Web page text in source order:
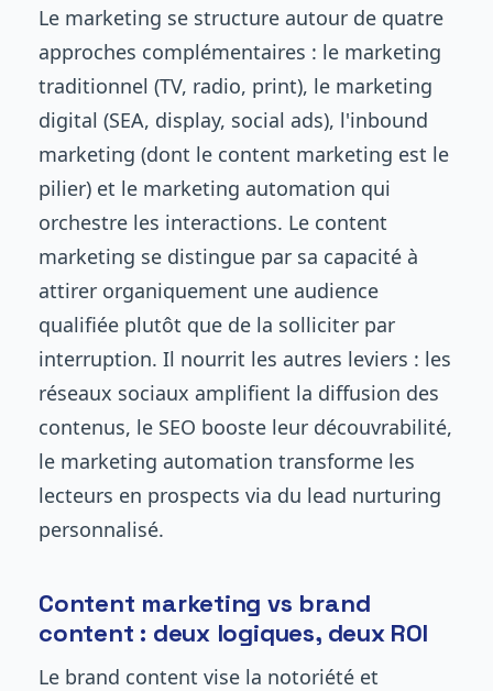
Le marketing se structure autour de quatre
approches complémentaires : le marketing
traditionnel (TV, radio, print), le marketing
digital (SEA, display, social ads), l'inbound
marketing (dont le content marketing est le
pilier) et le marketing automation qui
orchestre les interactions. Le content
marketing se distingue par sa capacité à
attirer organiquement une audience
qualifiée plutôt que de la solliciter par
interruption. Il nourrit les autres leviers : les
réseaux sociaux amplifient la diffusion des
contenus, le SEO booste leur découvrabilité,
le marketing automation transforme les
lecteurs en prospects via du lead nurturing
personnalisé.
Content marketing vs brand
content : deux logiques, deux ROI
Le brand content vise la notoriété et